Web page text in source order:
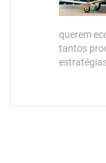
querem
tantos